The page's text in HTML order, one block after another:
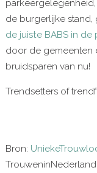
de burgerlijke stand,
de juiste BABS in
door de gemeenten
bruidsparen van nu!
Trendsetters of
Bron: